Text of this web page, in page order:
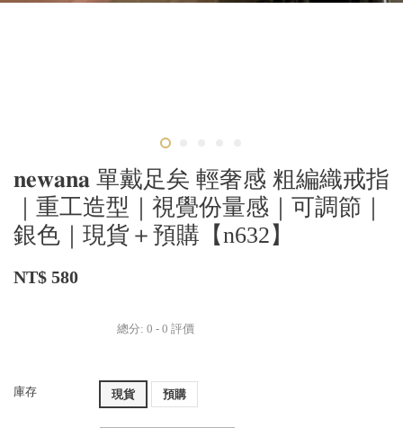
𝐧𝐞𝐰𝐚𝐧𝐚 單戴足矣 輕奢感 粗編織戒指
｜重工造型｜視覺份量感｜可調節｜
銀色｜現貨＋預購【n632】
NT$ 580
總分: 0 - 0 評價
庫存 現貨 預購